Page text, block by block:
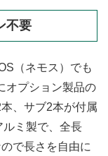
不要
（ネモス）でも
オプション製品の
、サブ2本が付属
ルミ製で、全長
で長さを自由に